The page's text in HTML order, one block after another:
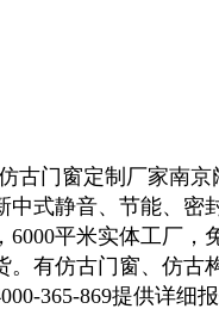
古门窗定制厂家南京
中式静音、节能、密
6000平米实体工厂，
。有仿古门窗、仿古
365-869提供详细报